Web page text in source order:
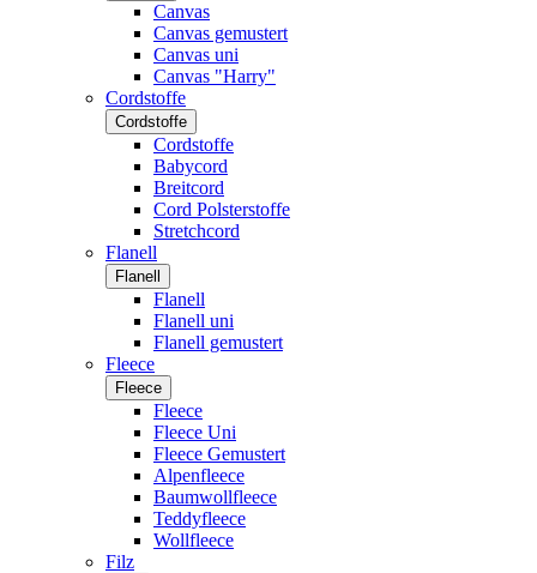
Canvas
Canvas gemustert
Canvas uni
Canvas "Harry"
Cordstoffe
Cordstoffe
Cordstoffe
Babycord
Breitcord
Cord Polsterstoffe
Stretchcord
Flanell
Flanell
Flanell
Flanell uni
Flanell gemustert
Fleece
Fleece
Fleece
Fleece Uni
Fleece Gemustert
Alpenfleece
Baumwollfleece
Teddyfleece
Wollfleece
Filz